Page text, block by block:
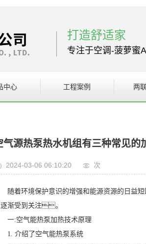
打造舒适家
专注于空调-菠萝蜜
中心
设备
工程案例 两
气源热泵热水机组有三种常见的
2024-03-06 06:10:20 次
随着环境保护意识的增强和能源资源的日
逐渐受到关注。
:空气能热泵加热技术原理
介绍了空气能热泵系统